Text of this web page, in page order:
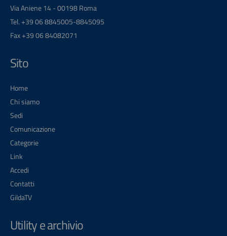
Via Aniene 14 - 00198 Roma
Tel. +39 06 8845005-8845095
Fax +39 06 84082071
Sito
Home
Chi siamo
Sedi
Comunicazione
Categorie
Link
Accedi
Contatti
GildaTV
Utility e archivio